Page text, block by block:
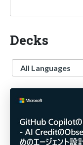
Decks
Language